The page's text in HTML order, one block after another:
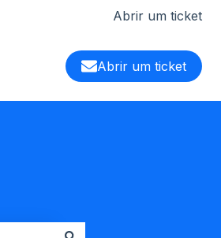
Abrir um ticket
Abrir um ticket